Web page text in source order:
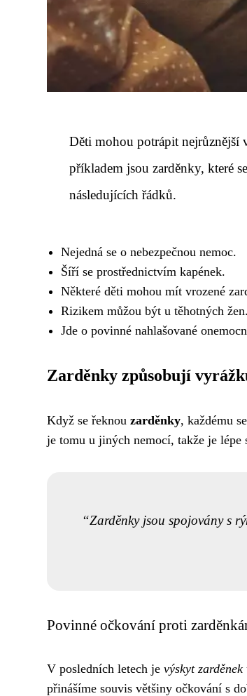
Děti mohou potrápit nejrůznější
příkladem jsou zarděnky, které
následujících řádků.
Nejedná se o nebezpečnou nemoc.
Šíří se prostřednictvím kapének.
Některé děti mohou mít vrozené
Rizikem můžou být u těhotných žen.
Jde o povinné nahlašované
Zarděnky způsobují
Když se řeknou zarděnky, každému
je tomu u jiných nemocí, takže je lépe
Zarděnky jsou spojovány s
Povinné očkování proti
V posledních letech je výskyt
přinášíme souvis většiny očkování s